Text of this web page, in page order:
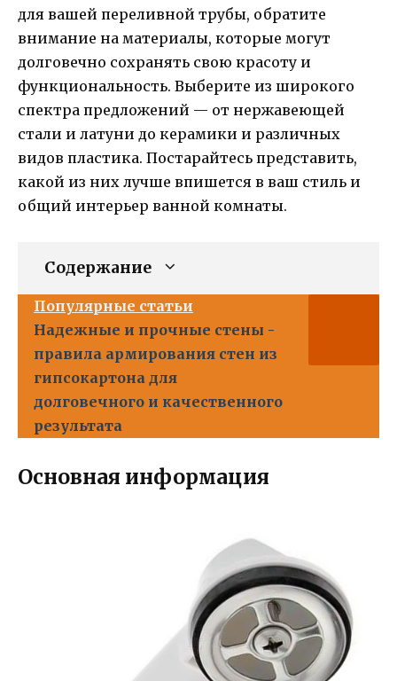
для вашей переливной трубы, обратите
внимание на материалы, которые могут
долговечно сохранять свою красоту и
функциональность. Выберите из широкого
спектра предложений — от нержавеющей
стали и латуни до керамики и различных
видов пластика. Постарайтесь представить,
какой из них лучше впишется в ваш стиль и
общий интерьер ванной комнаты.
Содержание
Популярные статьи
Надежные и прочные стены -
правила армирования стен из
гипсокартона для
долговечного и качественного
результата
Основная информация